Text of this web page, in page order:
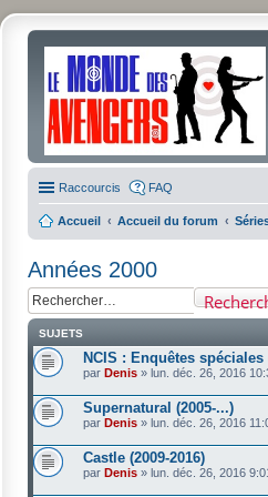
Raccourcis FAQ
Accueil Accueil du forum
Années 2000
SUJETS
NCIS : Enquêtes spéciales
par Denis » lun. déc. 26, 2016
Supernatural (2005-...)
par Denis » lun. déc. 26, 2016
Castle (2009-2016)
par Denis » lun. déc. 26, 2016